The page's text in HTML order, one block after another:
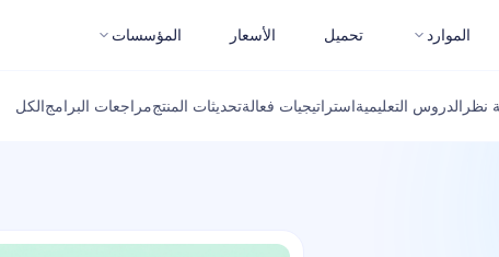
الموارد تحميل الأسعار المؤسسات
نظر الدروس التعليميةاستراتيجيات فعالةتحديثات المنتجمراجعات البرامجالكل